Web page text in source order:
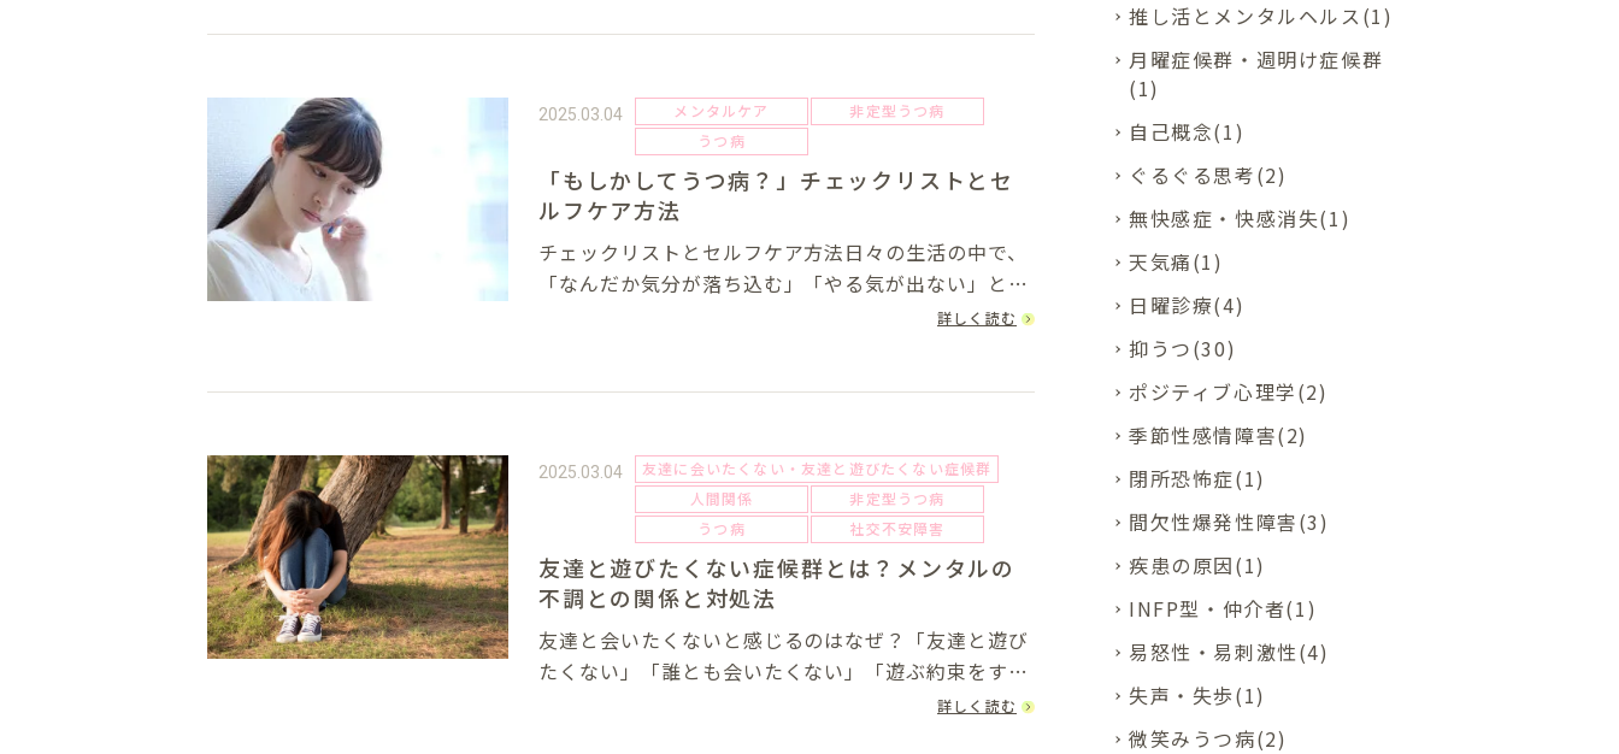
2025.03.04 メンタルケア
非定型うつ病
うつ病
「もしかしてうつ病？」チェックリストとセ
ルフケア方法
チェックリストとセルフケア方法日々の生活の中で、
「なんだか気分が落ち込む」「やる気が出ない」と感
じることは誰にでもあります。しかし、その状態が長
詳しく読む
2025.03.04
友達に会いたくない・友達と遊びたくない症候群
人間関係
非定型うつ病
うつ病
社交不安障害
友達と遊びたくない症候群とは？メンタルの
不調との関係と対処法
友達と会いたくないと感じるのはなぜ？「友達と遊び
たくない」「誰とも会いたくない」「遊ぶ約束をする
のが億劫」と感じることは「友達と遊びたくない症候
詳しく読む
推し活とメンタルヘルス(1)
月曜症候群・週明け症候群
(1)
自己概念(1)
ぐるぐる思考(2)
無快感症・快感消失(1)
天気痛(1)
日曜診療(4)
抑うつ(30)
ポジティブ心理学(2)
季節性感情障害(2)
閉所恐怖症(1)
間欠性爆発性障害(3)
疾患の原因(1)
INFP型・仲介者(1)
易怒性・易刺激性(4)
失声・失歩(1)
微笑みうつ病(2)